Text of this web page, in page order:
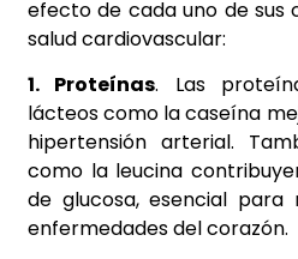
efecto de cada uno de sus
salud cardiovascular:
1. Proteínas. Las
lácteos como la caseína
hipertensión arterial.
como la leucina
de glucosa, esencial para
enfermedades del corazón.